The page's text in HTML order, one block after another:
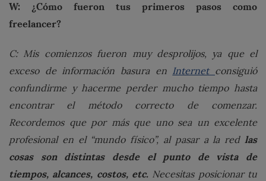
W: ¿Cómo fueron tus primeros pasos como
freelancer?
C: Mis comienzos fueron muy desprolijos, ya que el
exceso de información basura en Internet consiguió
confundirme y hacerme perder mucho tiempo hasta
encontrar el método correcto de comenzar.
Recordemos que por más que uno sea un excelente
profesional en el “mundo físico”, al pasar a la red las
cosas son distintas desde el punto de vista de
tiempos, alcances, costos, etc. Necesitas posicionar tu